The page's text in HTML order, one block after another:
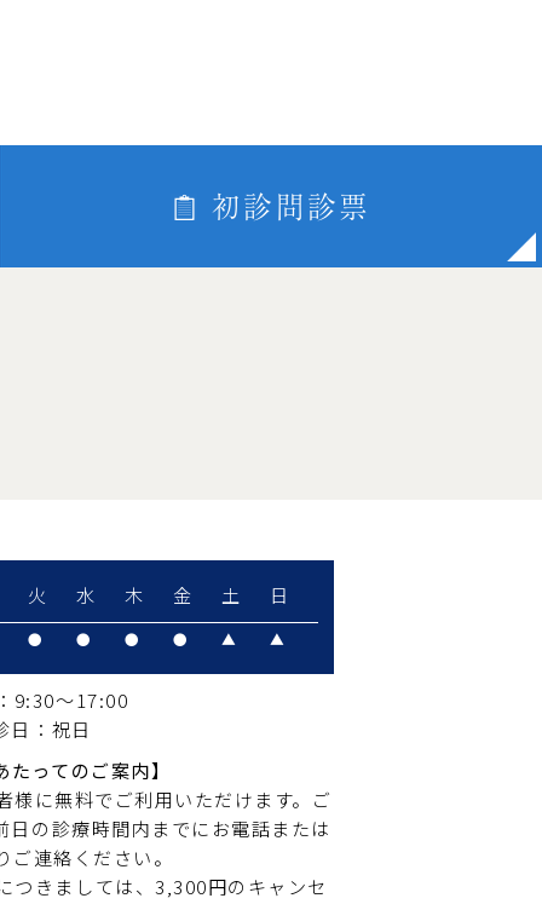
初診問診票
火 水 木 金 土
日
● ● ● ● ▲ ▲
9:30～17:00
日：祝日
たってのご案内】
様に無料でご利用いただけます。ご
の診療時間内までにお電話または
ご連絡ください。
つきましては、3,300円のキャンセ